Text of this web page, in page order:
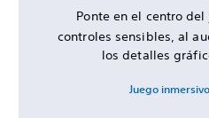
Ponte en el centro
controles sensibles, al
los detalles
Juego